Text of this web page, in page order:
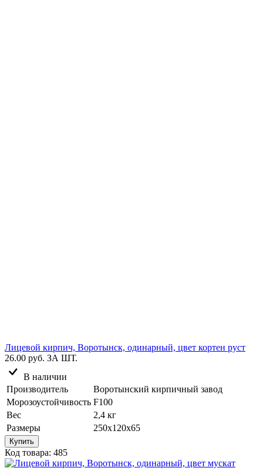
Лицевой кирпич, Воротынск, одинарный, цвет кортен руст
26.00 руб. ЗА ШТ.
В наличии
Производитель
Воротынский кирпичный завод
Морозоустойчивость F100
Вес
2,4 кг
Размеры
250х120х65
Купить
Код товара: 485